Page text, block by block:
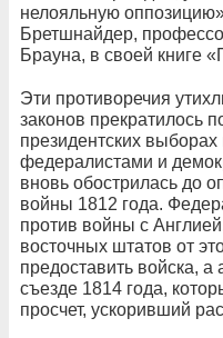
нелояльную
Бретшнайдер,
Брауна, в своей книге
Эти противоречия
законов прекратилось
президентских
федералистами и
вновь обострилась до
войны 1812 года.
против войны с
восточных штатов от
предоставить войска,
съезде 1814 года,
просчет, ускоривший